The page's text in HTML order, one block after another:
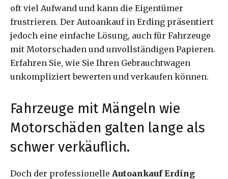
oft viel Aufwand und kann die Eigentümer
frustrieren. Der Autoankauf in Erding präsentiert
jedoch eine einfache Lösung, auch für Fahrzeuge
mit Motorschaden und unvollständigen Papieren.
Erfahren Sie, wie Sie Ihren Gebrauchtwagen
unkompliziert bewerten und verkaufen können.
Fahrzeuge mit Mängeln wie
Motorschäden galten lange als
schwer verkäuflich.
Doch der professionelle Autoankauf Erding